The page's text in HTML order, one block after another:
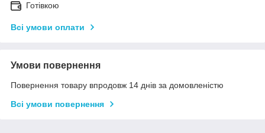
Готівкою
Всі умови оплати
Умови повернення
Повернення товару впродовж 14 днів за домовленістю
Всі умови повернення